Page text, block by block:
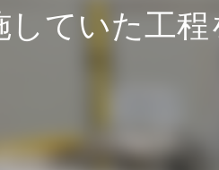
していた工